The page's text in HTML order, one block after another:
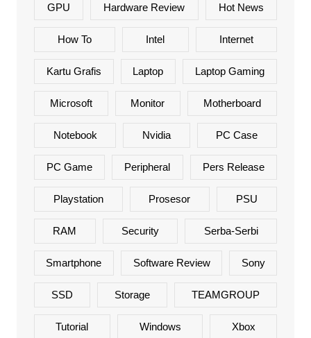
GPU Hardware Review Hot News
How To Intel Internet
Kartu Grafis Laptop Laptop Gaming
Microsoft Monitor Motherboard
Notebook Nvidia PC Case
PC Game Peripheral Pers Release
Playstation Prosesor PSU
RAM Security Serba-Serbi
Smartphone Software Review Sony
SSD Storage TEAMGROUP
Tutorial Windows Xbox